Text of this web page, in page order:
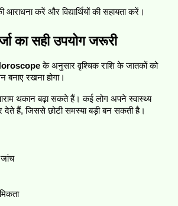
करें और विद्यार्थियों की सहायता करें।
का सही उपयोग जरूरी
के अनुसार वृश्चिक राशि के जातकों को
रखना होगा।
थकान बढ़ा सकते हैं। कई लोग अपने स्वास्थ्य
हैं, जिससे छोटी समस्या बड़ी बन सकती है।
जांच